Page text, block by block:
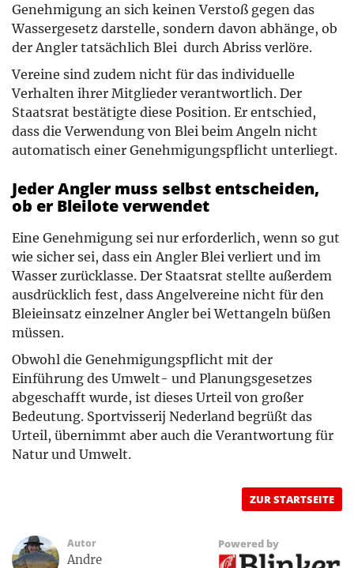
Genehmigung an sich keinen Verstoß gegen das
Wassergesetz darstelle, sondern davon abhänge, ob
der Angler tatsächlich Blei durch Abriss verlöre.
Vereine sind zudem nicht für das individuelle
Verhalten ihrer Mitglieder verantwortlich. Der
Staatsrat bestätigte diese Position. Er entschied,
dass die Verwendung von Blei beim Angeln nicht
automatisch einer Genehmigungspflicht unterliegt.
Jeder Angler muss selbst entscheiden,
ob er Bleilote verwendet
Eine Genehmigung sei nur erforderlich, wenn so gut
wie sicher sei, dass ein Angler Blei verliert und im
Wasser zurücklasse. Der Staatsrat stellte außerdem
ausdrücklich fest, dass Angelvereine nicht für den
Bleieinsatz einzelner Angler bei Wettangeln büßen
müssen.
Obwohl die Genehmigungspflicht mit der
Einführung des Umwelt- und Planungsgesetzes
abgeschafft wurde, ist dieses Urteil von großer
Bedeutung. Sportvisserij Nederland begrüßt das
Urteil, übernimmt aber auch die Verantwortung für
Natur und Umwelt.
ZUR STARTSEITE
Autor
Andre
Powered by